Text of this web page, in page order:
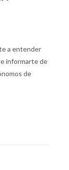
a entender
informarte de
de